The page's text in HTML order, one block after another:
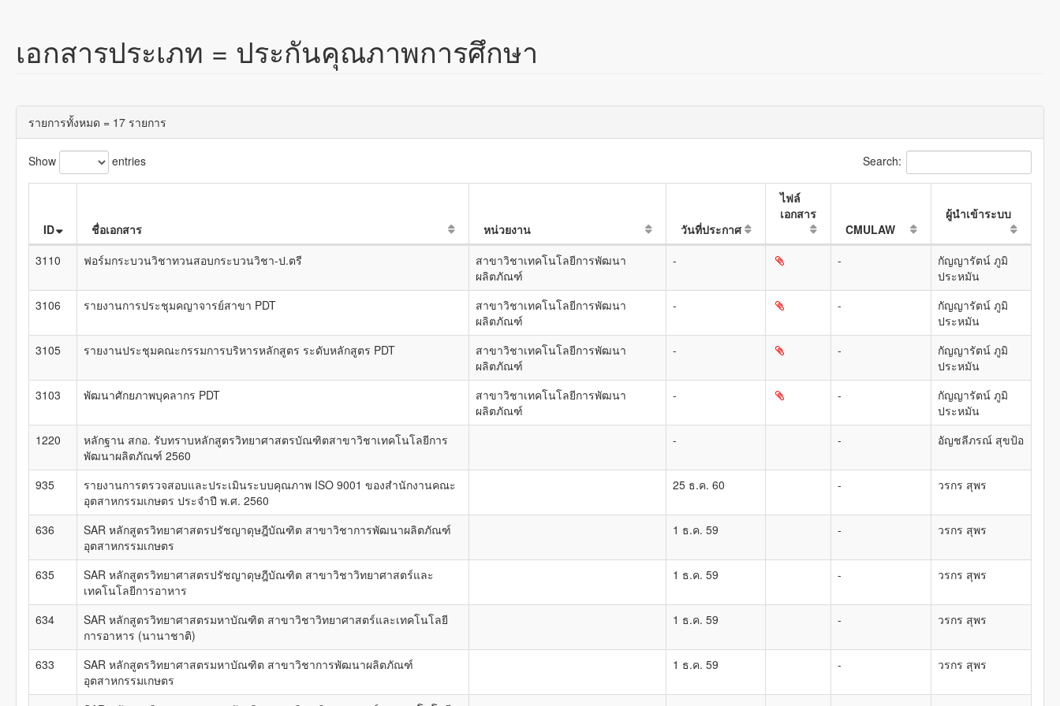
เอกสารประเภท = ประกันคุณภาพการศึกษา
รายการทั้งหมด = 17 รายการ
Show entries Search:
ID ชื่อเอกสาร หน่วยงาน วันที่ประกาศ
ไฟล์
เอกสาร
CMULAW
ผู้นำเข้าระบบ
3110 ฟอร์มกระบวนวิชาทวนสอบกระบวนวิชา-ป.ตรี
สาขาวิชาเทคโนโลยีการพัฒนา
ผลิตภัณฑ์
- -
กัญญารัตน์ ภูมิ
ประหมัน
3106
รายงานการประชุมคญาจารย์สาขา PDT
สาขาวิชาเทคโนโลยีการพัฒนา
ผลิตภัณฑ์
- -
กัญญารัตน์ ภูมิ
ประหมัน
3105
รายงานประชุมคณะกรรมการบริหารหลักสูตร ระดับหลักสูตร PDT
สาขาวิชาเทคโนโลยีการพัฒนา
ผลิตภัณฑ์
- -
กัญญารัตน์ ภูมิ
ประหมัน
3103
พัฒนาศักยภาพบุคลากร PDT
สาขาวิชาเทคโนโลยีการพัฒนา
ผลิตภัณฑ์
- -
กัญญารัตน์ ภูมิ
ประหมัน
1220
หลักฐาน สกอ. รับทราบหลักสูตรวิทยาศาสตรบัณฑิตสาขาวิชาเทคโนโลยีการ
พัฒนาผลิตภัณฑ์ 2560
- - อัญชลีภรณ์ สุขป้อ
935
รายงานการตรวจสอบและประเมินระบบคุณภาพ ISO 9001 ของสำนักงานคณะ
อุตสาหกรรมเกษตร ประจำปี พ.ศ. 2560
25 ธ.ค. 60 - วรกร สุพร
636
SAR หลักสูตรวิทยาศาสตรปรัชญาดุษฎีบัณฑิต สาขาวิชาการพัฒนาผลิตภัณฑ์
อุตสาหกรรมเกษตร
1 ธ.ค. 59 - วรกร สุพร
635
SAR หลักสูตรวิทยาศาสตรปรัชญาดุษฎีบัณฑิต สาขาวิชาวิทยาศาสตร์และ
เทคโนโลยีการอาหาร
1 ธ.ค. 59 - วรกร สุพร
634
SAR หลักสูตรวิทยาศาสตรมหาบัณฑิต สาขาวิชาวิทยาศาสตร์และเทคโนโลยี
การอาหาร (นานาชาติ)
1 ธ.ค. 59 - วรกร สุพร
633
SAR หลักสูตรวิทยาศาสตรมหาบัณฑิต สาขาวิชาการพัฒนาผลิตภัณฑ์
อุตสาหกรรมเกษตร
1 ธ.ค. 59 - วรกร สุพร